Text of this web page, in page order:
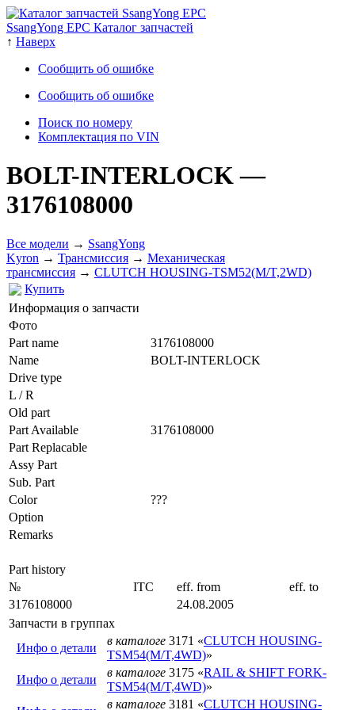
SsangYong EPC Каталог запчастей
↑ Наверх
Сообщить об ошибке
Сообщить об ошибке
Поиск по номеру
Комплектация по VIN
BOLT-INTERLOCK—
3176108000
Все модели → SsangYong
Kyron → Трансмиссия → Механическая
трансмиссия → CLUTCH HOUSING-TSM52(M/T,2WD)
Купить
Информация о запчасти
Фото
Part name
3176108000
Name
BOLT-INTERLOCK
Drive type
L / R
Old part
Part Available
3176108000
Part Replacable
Assy Part
Sub. Part
Color
???
Option
Remarks
Part history
№
ITC eff. from
eff. to
3176108000
24.08.2005
Запчасти в группах
Инфо о детали
в каталоге 3171 «CLUTCH HOUSING-
TSM54(M/T,4WD)»
Инфо о детали
в каталоге 3175 «RAIL & SHIFT FORK-
TSM54(M/T,4WD)»
в каталоге 3181 «CLUTCH HOUSING-